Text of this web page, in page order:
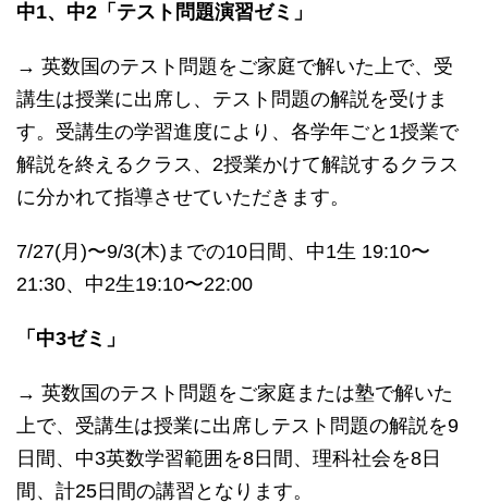
中1、中2「テスト問題演習ゼミ」
→ 英数国のテスト問題をご家庭で解いた上で、受
講生は授業に出席し、テスト問題の解説を受けま
す。受講生の学習進度により、各学年ごと1授業で
解説を終えるクラス、2授業かけて解説するクラス
に分かれて指導させていただきます。
7/27(月)〜9/3(木)までの10日間、中1生 19:10〜
21:30、中2生19:10〜22:00
「中3ゼミ」
→ 英数国のテスト問題をご家庭または塾で解いた
上で、受講生は授業に出席しテスト問題の解説を9
日間、中3英数学習範囲を8日間、理科社会を8日
間、計25日間の講習となります。